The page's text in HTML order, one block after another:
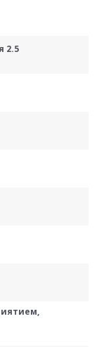
2.5